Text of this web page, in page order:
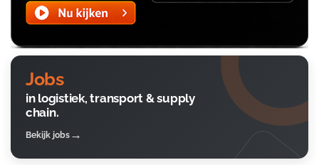
Jobs
in logistiek, transport & supply
chain.
Bekijk jobs